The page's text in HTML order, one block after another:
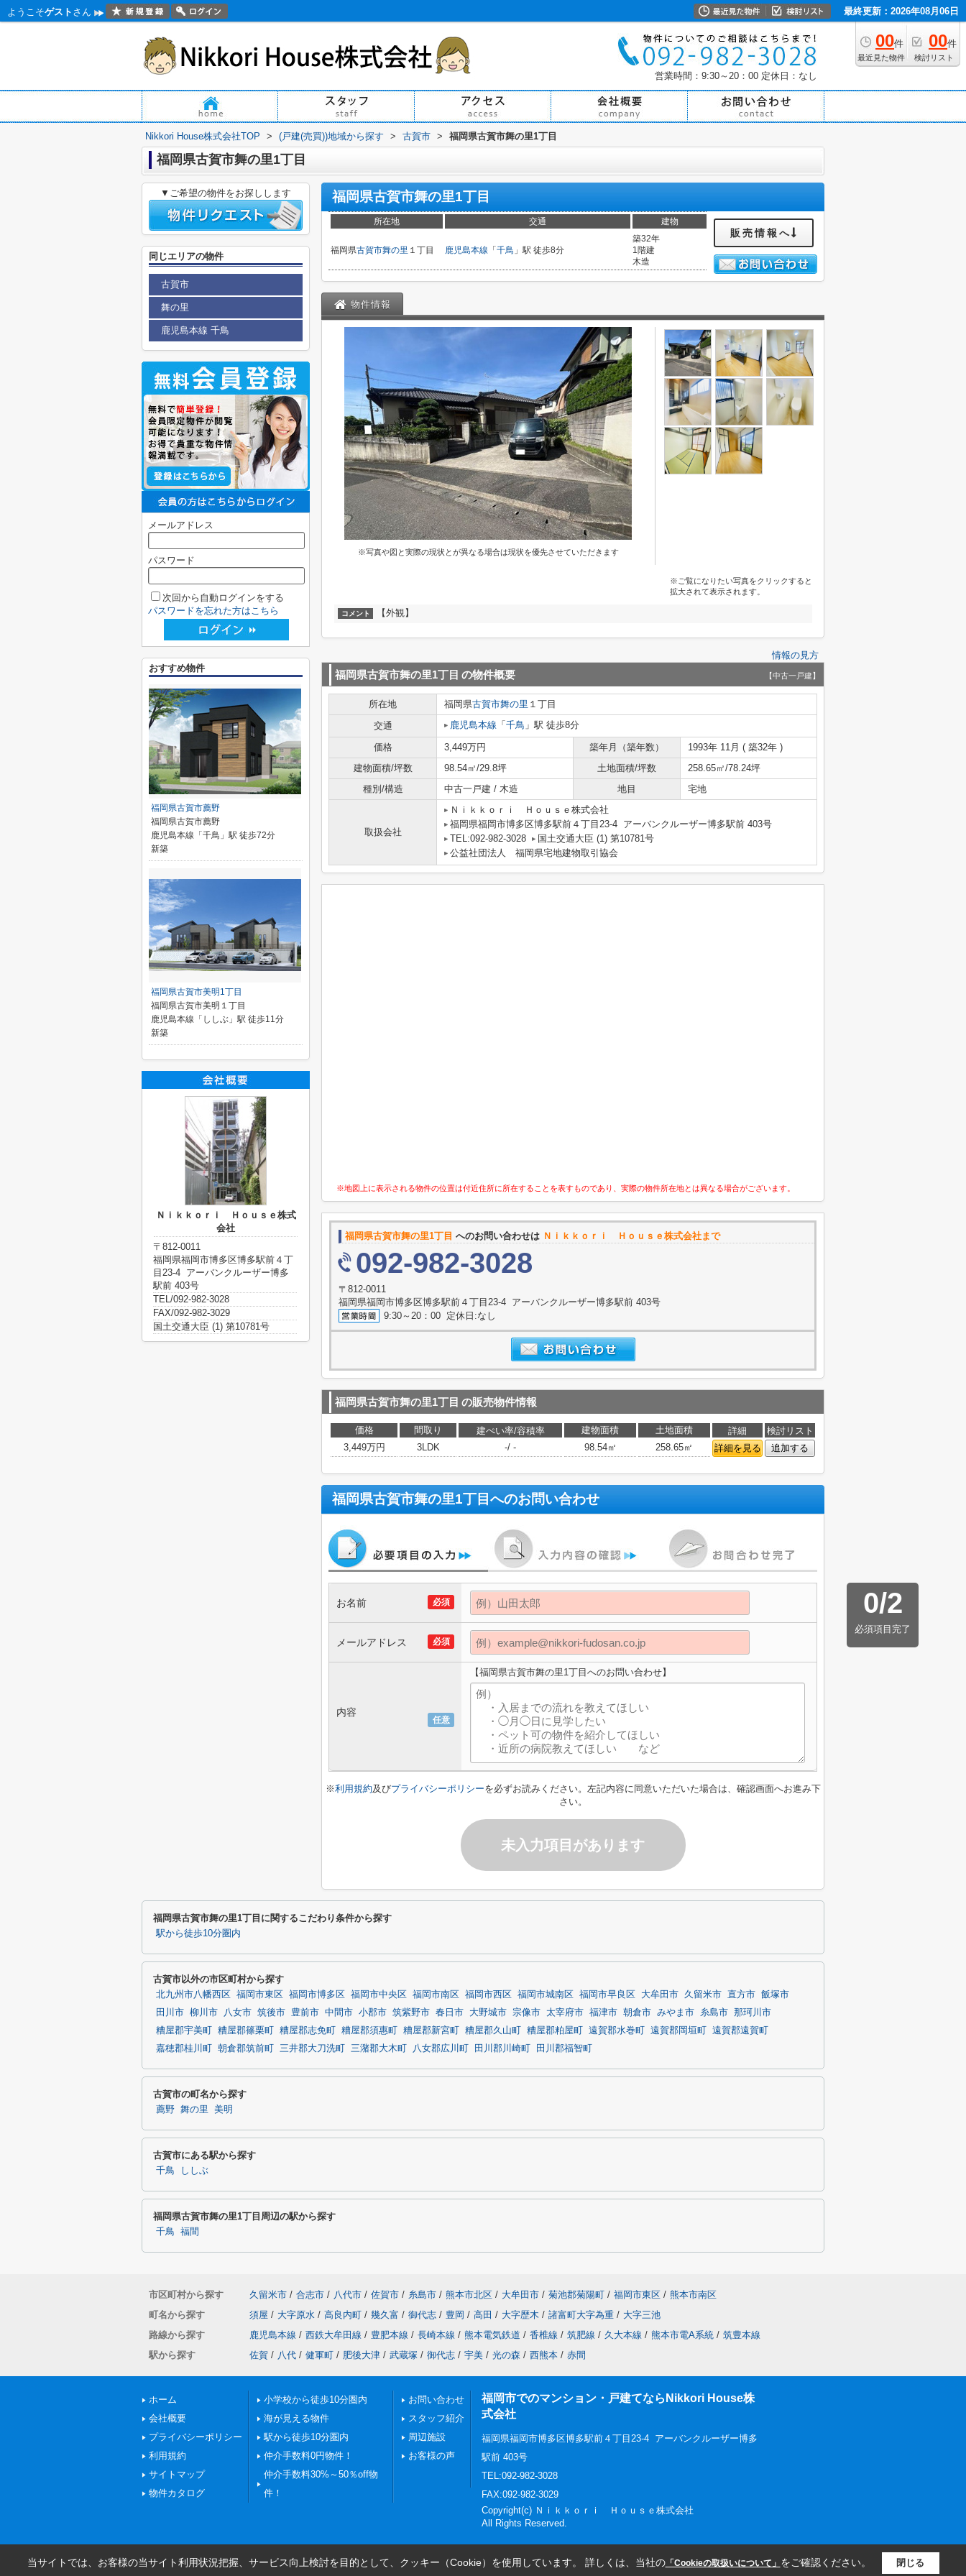
ようこそゲスト さん 最終更新：2026年08月06日
00件
最近見た物件
00件
検討リスト
営業時間：9:30～20：00 定休日：なし
Nikkori House株式会社TOP > (戸建(売買))地域から探す > 古賀市 > 福岡県古賀市舞の里1丁目
福岡県古賀市舞の里1丁目
福岡県古賀市舞の里1丁目
所在地 交通 建物
福岡県古賀市舞の里 １丁目 鹿児島本線 「 千鳥 」駅 徒歩8分
築32年
1階建
木造
販売情報へ
物件情報
※写真や図と実際の現状とが異なる場合は現状を優先させていただきます
※ご覧になりたい写真をクリックすると
拡大されて表示されます。
コメント 【外観】
情報の見方
福岡県古賀市舞の里1丁目 の物件概要 【中古一戸建】
所在地 福岡県古賀市舞の里 １丁目
交通
鹿児島本線 「 千鳥 」駅 徒歩8分
価格 3,449万円 築年月（築年数）
1993年 11月 ( 築32年 )
建物面積/坪数
98.54㎡/29.8坪 土地面積/坪数
258.65㎡/78.24坪
種別/構造
中古一戸建 / 木造 地目 宅地
取扱会社
Ｎｉｋｋｏｒｉ Ｈｏｕｓｅ株式会社
福岡県福岡市博多区博多駅前４丁目23-4 アーバンクルーザー博多駅前 403号
TEL:092-982-3028
国土交通大臣 (1) 第10781号
公益社団法人 福岡県宅地建物取引協会
※地図上に表示される物件の位置は付近住所に所在することを表すものであり、実際の物件所在地とは異なる場合がございます。
福岡県古賀市舞の里1丁目 へのお問い合わせは Ｎｉｋｋｏｒｉ Ｈｏｕｓｅ株式会社まで
092-982-3028
〒812-0011
福岡県福岡市博多区博多駅前４丁目23-4 アーバンクルーザー博多駅前 403号
9:30～20：00 定休日:なし
福岡県古賀市舞の里1丁目 の販売物件情報
価格 間取り 建ぺい率/容積率 建物面積 土地面積 詳細
検討リスト
3,449万円
3LDK -/ - 98.54㎡ 258.65㎡ 詳細を見る 追加する
福岡県古賀市舞の里1丁目 へのお問い合わせ
0/2
必須項目完了
必須
お名前
必須
メールアドレス
任意
内容
【福岡県古賀市舞の里1丁目へのお問い合わせ】
※利用規約及びプライバシーポリシーを必ずお読みください。左記内容に同意いただいた場合は、確認画面へお進み下
さい。
未入力項目があります
▼ご希望の物件をお探しします
同じエリアの物件
古賀市
舞の里
鹿児島本線 千鳥
メールアドレス
パスワード
次回から自動ログインをする
パスワードを忘れた方はこちら
おすすめ物件
福岡県古賀市薦野
福岡県古賀市薦野
鹿児島本線「千鳥」駅 徒歩72分
新築
福岡県古賀市美明1丁目
福岡県古賀市美明１丁目
鹿児島本線「ししぶ」駅 徒歩11分
新築
Ｎｉｋｋｏｒｉ Ｈｏｕｓｅ株式
会社
〒812-0011
福岡県福岡市博多区博多駅前４丁
目23-4 アーバンクルーザー博多
駅前 403号
TEL/092-982-3028
FAX/092-982-3029
国土交通大臣 (1) 第10781号
福岡県古賀市舞の里1丁目に関するこだわり条件から探す
駅から徒歩10分圏内
古賀市以外の市区町村から探す
北九州市八幡西区 福岡市東区 福岡市博多区 福岡市中央区 福岡市南区 福岡市西区 福岡市城南区 福岡市早良区 大牟田市 久留米市 直方市 飯塚市
田川市 柳川市 八女市 筑後市 豊前市 中間市 小郡市 筑紫野市 春日市 大野城市 宗像市 太宰府市 福津市 朝倉市 みやま市 糸島市 那珂川市
糟屋郡宇美町
糟屋郡篠栗町 糟屋郡志免町 糟屋郡須惠町 糟屋郡新宮町 糟屋郡久山町 糟屋郡粕屋町 遠賀郡水巻町 遠賀郡岡垣町
遠賀郡遠賀町
嘉穂郡桂川町
朝倉郡筑前町 三井郡大刀洗町 三潴郡大木町 八女郡広川町 田川郡川崎町 田川郡福智町
古賀市の町名から探す
薦野 舞の里 美明
古賀市にある駅から探す
千鳥 ししぶ
福岡県古賀市舞の里1丁目周辺の駅から探す
千鳥 福間
市区町村から探す 久留米市 / 合志市 / 八代市 / 佐賀市 / 糸島市 / 熊本市北区 / 大牟田市 / 菊池郡菊陽町 / 福岡市東区 / 熊本市南区
町名から探す
須屋 / 大字原水 / 高良内町 / 幾久富 / 御代志 / 豊岡 / 高田 / 大字歴木 / 諸富町大字為重 / 大字三池
路線から探す
鹿児島本線 / 西鉄大牟田線 / 豊肥本線 / 長崎本線 / 熊本電気鉄道 / 香椎線 / 筑肥線 / 久大本線 / 熊本市電A系統 / 筑豊本線
駅から探す
佐賀 / 八代 / 健軍町 / 肥後大津 / 武蔵塚 / 御代志 / 宇美 / 光の森 / 西熊本 / 赤間
ホーム
会社概要
プライバシーポリシー
利用規約
サイトマップ
物件カタログ
小学校から徒歩10分圏内
海が見える物件
駅から徒歩10分圏内
仲介手数料0円物件！
仲介手数料30%～50％off物
件！
お問い合わせ
スタッフ紹介
周辺施設
お客様の声
福岡市でのマンション・戸建てならNikkori House株
式会社
福岡県福岡市博多区博多駅前４丁目23-4 アーバンクルーザー博多
駅前 403号
TEL:092-982-3028
FAX:092-982-3029
Copyright(c) Ｎｉｋｋｏｒｉ Ｈｏｕｓｅ株式会社
All Rights Reserved.
当サイトでは、お客様の当サイト利用状況把握、サービス向上検討を目的として、クッキー（Cookie）を使用しています。 詳しくは、当社の「Cookieの取扱いについて」 をご確認ください。 閉じる